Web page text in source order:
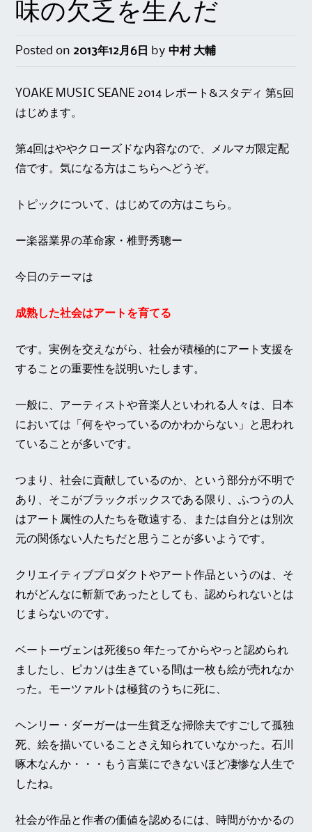
味の欠乏を生んだ
Posted on 2013年12月6日 by中村 大輔
YOAKE MUSIC SEANE 2014 レポート&スタディ 第5回
はじめます。
第4回はややクローズドな内容なので、メルマガ限定配
信です。気になる方はこちらへどうぞ。
トピックについて、はじめての方はこちら。
ー楽器業界の革命家・椎野秀聰ー
今日のテーマは
成熟した社会はアートを育てる
です。実例を交えながら、社会が積極的にアート支援を
することの重要性を説明いたします。
一般に、アーティストや音楽人といわれる人々は、日本
においては「何をやっているのかわからない」と思われ
ていることが多いです。
つまり、社会に貢献しているのか、という部分が不明で
あり、そこがブラックボックスである限り、ふつうの人
はアート属性の人たちを敬遠する、または自分とは別次
元の関係ない人たちだと思うことが多いようです。
クリエイティブプロダクトやアート作品というのは、そ
れがどんなに斬新であったとしても、認められないとは
じまらないのです。
ベートーヴェンは死後50 年たってからやっと認められ
ましたし、ピカソは生きている間は一枚も絵が売れなか
った。モーツァルトは極貧のうちに死に、
ヘンリー・ダーガーは一生貧乏な掃除夫ですごして孤独
死、絵を描いていることさえ知られていなかった。石川
啄木なんか・・・もう言葉にできないほど凄惨な人生で
したね。
社会が作品と作者の価値を認めるには、時間がかかるの